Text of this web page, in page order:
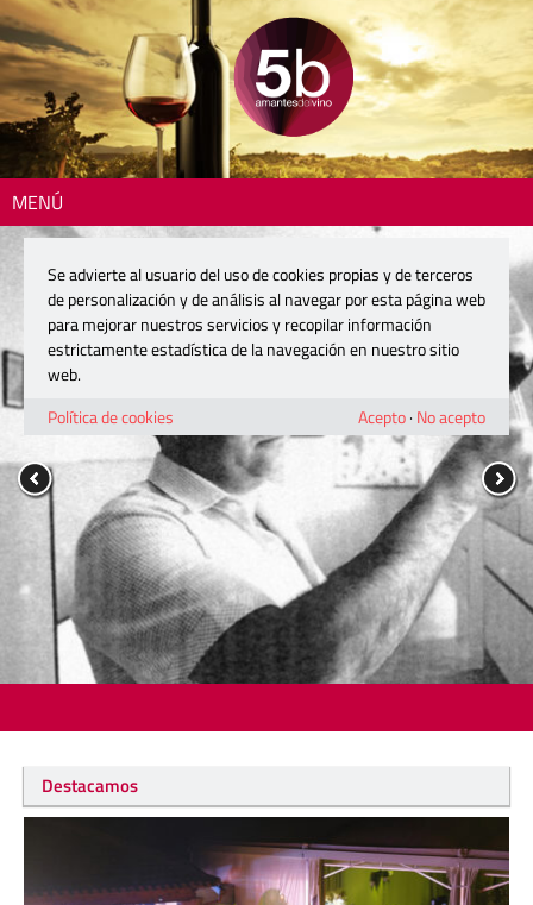
MENÚ
Destacamos
Se advierte al usuario del uso de cookies propias y de terceros
de personalización y de análisis al navegar por esta página web
para mejorar nuestros servicios y recopilar información
estrictamente estadística de la navegación en nuestro sitio
web.
Política de cookies
Acepto· No acepto